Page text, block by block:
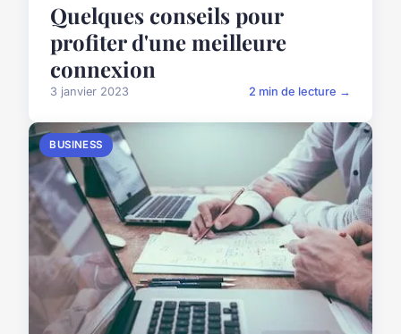
Quelques conseils pour
profiter d'une meilleure
connexion
3 janvier 2023 2 min de lecture →
BUSINESS